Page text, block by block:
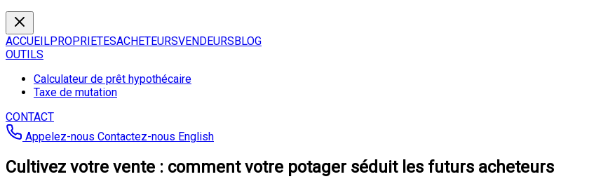
ACCUEILPROPRIETESACHETEURSVENDEURSBLOG
OUTILS
Calculateur de prêt hypothécaire
Taxe de mutation
CONTACT
Appelez-nous Contactez-nous English
Cultivez votre vente : comment votre potager séduit les futurs acheteurs